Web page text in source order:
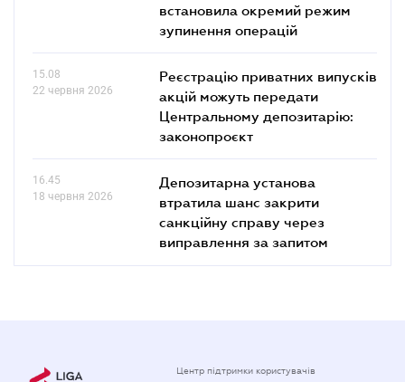
встановила окремий режим
зупинення операцій
15.08
22 червня 2026
Реєстрацію приватних випусків
акцій можуть передати
Центральному депозитарію:
законопроєкт
16.45
18 червня 2026
Депозитарна установа
втратила шанс закрити
санкційну справу через
виправлення за запитом
Центр підтримки користувачів